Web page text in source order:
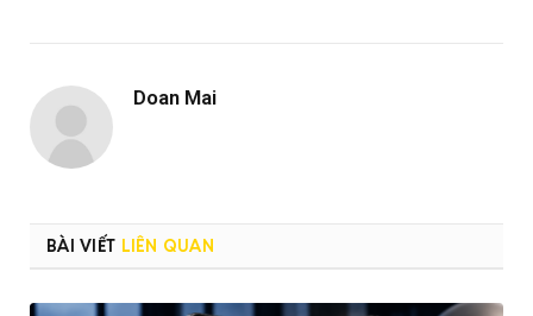
Doan Mai
BÀI VIẾT LIÊN QUAN